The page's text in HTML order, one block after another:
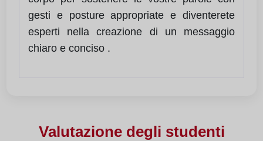
gesti e posture appropriate e diventerete
esperti nella creazione di un messaggio
chiaro e conciso .
Valutazione degli studenti